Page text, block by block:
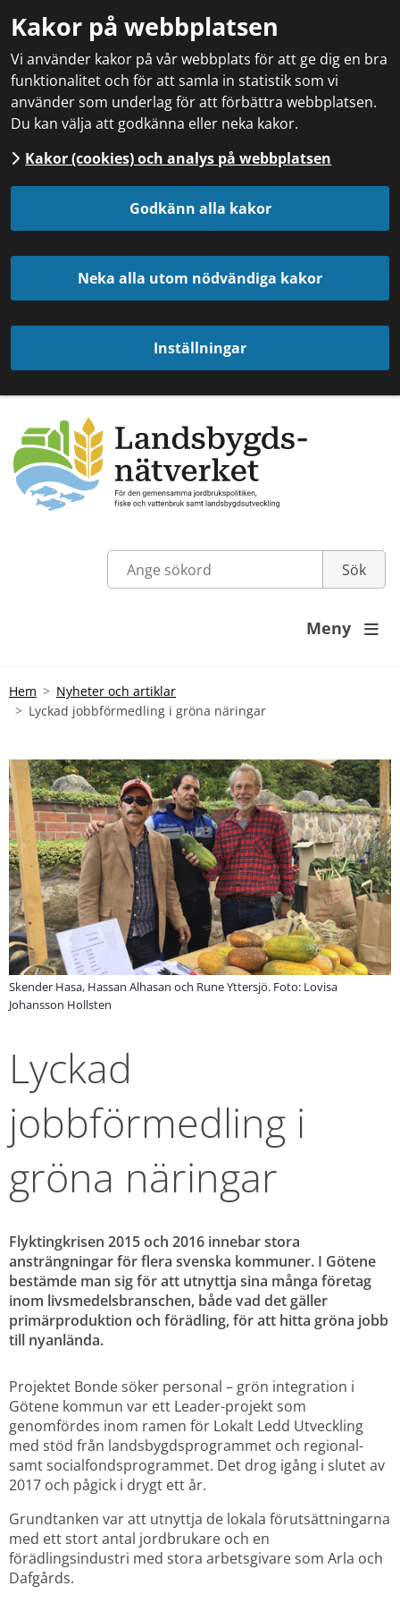
Kakor på webbplatsen
Vi använder kakor på vår webbplats för att ge dig en bra
funktionalitet och för att samla in statistik som vi
använder som underlag för att förbättra webbplatsen.
Du kan välja att godkänna eller neka kakor.
Kakor (cookies) och analys på webbplatsen
Godkänn alla kakor
Neka alla utom nödvändiga kakor
Inställningar
Meny 
Hem
Nyheter och artiklar
Lyckad jobbförmedling i gröna näringar
Skender Hasa, Hassan Alhasan och Rune Yttersjö. Foto: Lovisa
Johansson Hollsten
Lyckad
jobbförmedling i
gröna näringar
Flyktingkrisen 2015 och 2016 innebar stora
ansträngningar för flera svenska kommuner. I Götene
bestämde man sig för att utnyttja sina många företag
inom livsmedelsbranschen, både vad det gäller
primärproduktion och förädling, för att hitta gröna jobb
till nyanlända.
Projektet Bonde söker personal – grön integration i
Götene kommun var ett Leader-projekt som
genomfördes inom ramen för Lokalt Ledd Utveckling
med stöd från landsbygdsprogrammet och regional-
samt socialfondsprogrammet. Det drog igång i slutet av
2017 och pågick i drygt ett år.
Grundtanken var att utnyttja de lokala förutsättningarna
med ett stort antal jordbrukare och en
förädlingsindustri med stora arbetsgivare som Arla och
Dafgårds.